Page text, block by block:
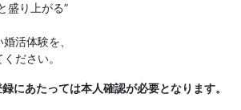
盛り上がる”
活体験を、
ださい。
にあたっては本人確認が必要となります。